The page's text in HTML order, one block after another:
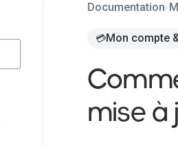
Documentation▸
💳Mon compte
mise à